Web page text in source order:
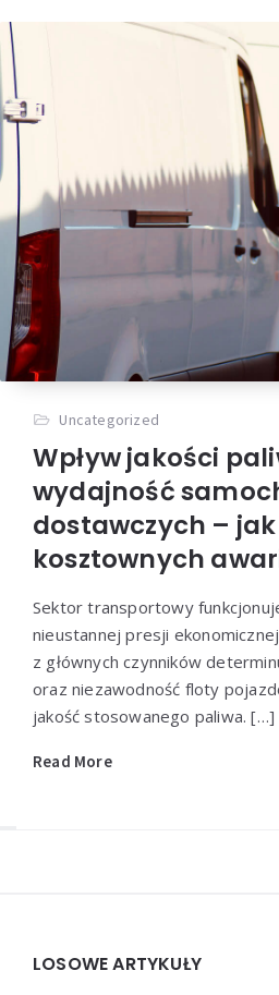
Uncategorized
Wpływ jakości
wydajność
dostawczych –
kosztownych
Sektor transportowy
nieustannej presji
z głównych czynników
oraz niezawodność floty
jakość stosowanego paliwa. […]
Read More
LOSOWE ARTYKUŁY